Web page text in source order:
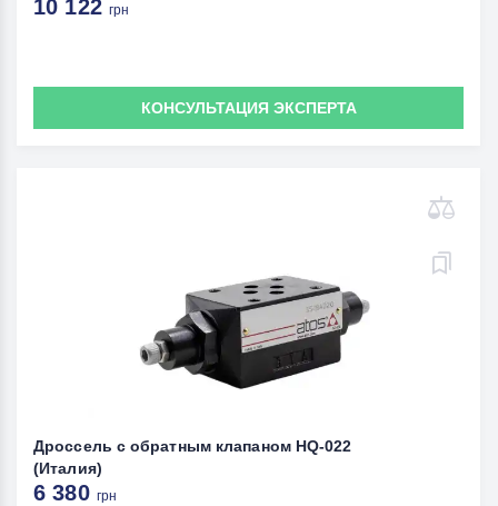
10 122грн
КОНСУЛЬТАЦИЯ ЭКСПЕРТА
Дроссель с обратным клапаном HQ-022
(Италия)
6 380 грн